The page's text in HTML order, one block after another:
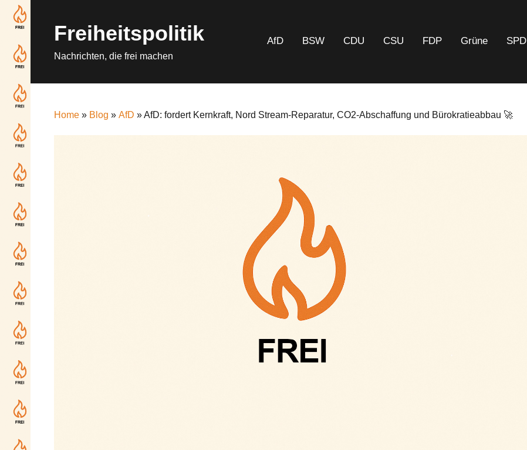
contentFreiheitspolitik
Nachrichten, die frei machen
AfD BSW CDU CSU FDP Grüne SPD
Home » Blog » AfD » AfD: fordert Kernkraft, Nord Stream-Reparatur, CO2-Abschaffung und Bürokratieabbau 🚀